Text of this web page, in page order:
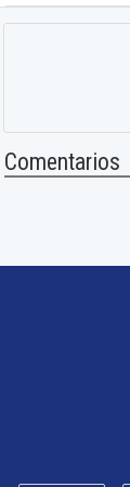
Comentarios